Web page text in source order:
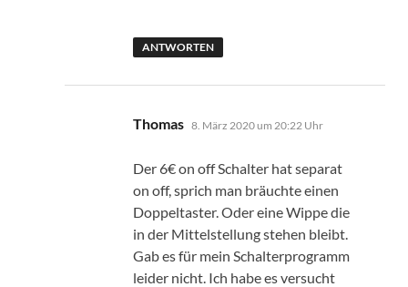
ANTWORTEN
Thomas sagt:
8. März 2020 um 20:22 Uhr
Der 6€ on off Schalter hat separat
on off, sprich man bräuchte einen
Doppeltaster. Oder eine Wippe die
in der Mittelstellung stehen bleibt.
Gab es für mein Schalterprogramm
leider nicht. Ich habe es versucht